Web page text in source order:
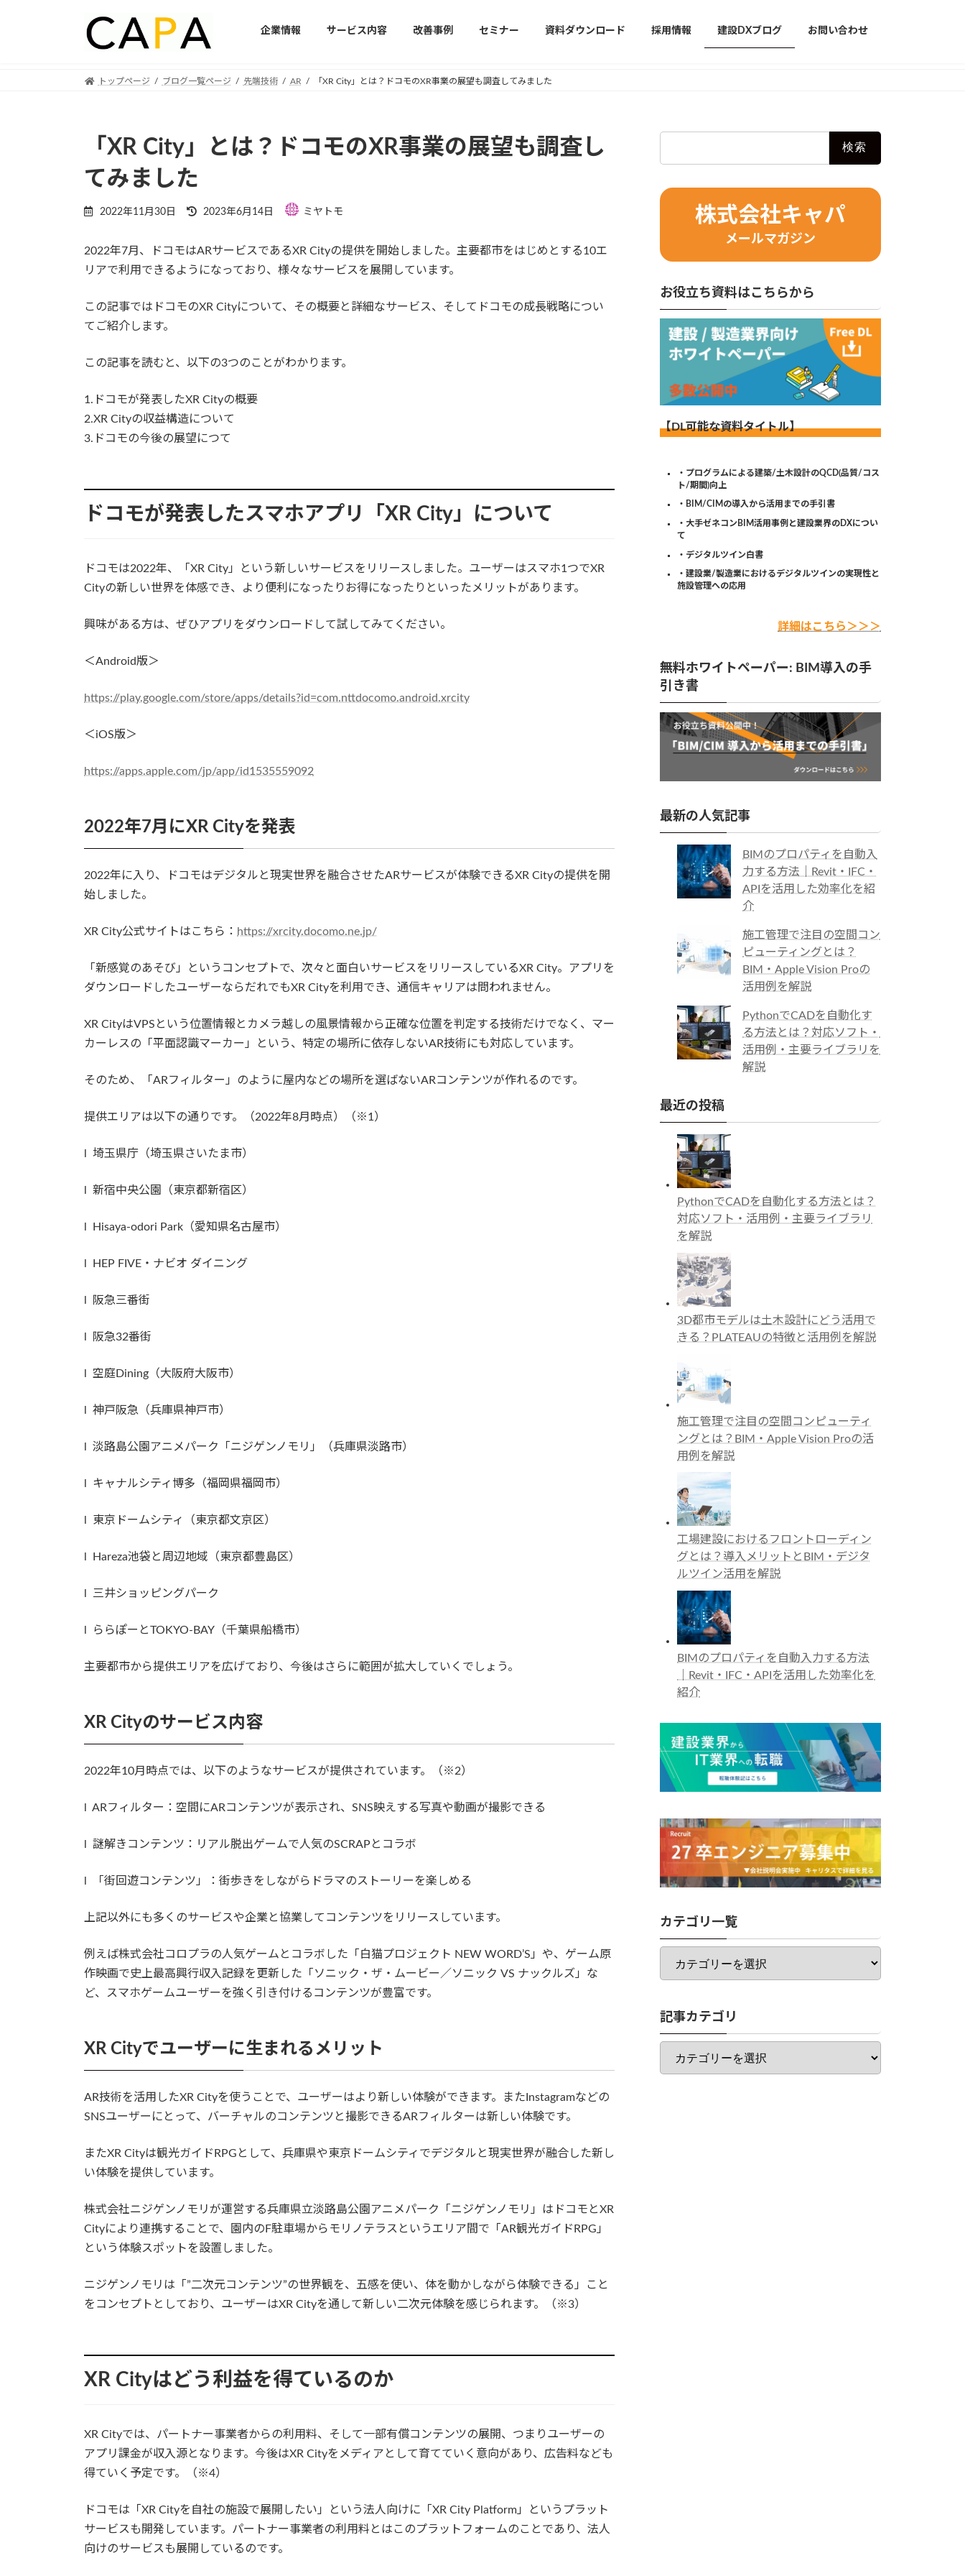
企業情報 サービス内容 改善事例 セミナー 資料ダウンロード 採用情報 建設DXブログ お問い合わせ
トップページ ブログ一覧ページ 先端技術 AR 「XR City」とは？ドコモのXR事業の展望も調査してみました
「XR City」とは？ドコモのXR事業の展望も調査し
てみました
2022年11月30日
Last
updated
2023年6月14日 ミヤトモ
2022年7月、ドコモはARサービスであるXR Cityの提供を開始しました。主要都市をはじめとする10エ
リアで利用できるようになっており、様々なサービスを展開しています。
この記事ではドコモのXR Cityについて、その概要と詳細なサービス、そしてドコモの成長戦略につい
てご紹介します。
この記事を読むと、以下の3つのことがわかります。
1.ドコモが発表したXR Cityの概要
2.XR Cityの収益構造について
3.ドコモの今後の展望につて
ドコモが発表したスマホアプリ「XR City」について
ドコモは2022年、「XR City」という新しいサービスをリリースしました。ユーザーはスマホ1つでXR
Cityの新しい世界を体感でき、より便利になったりお得になったりといったメリットがあります。
興味がある方は、ぜひアプリをダウンロードして試してみてください。
＜Android版＞
https://play.google.com/store/apps/details?id=com.nttdocomo.android.xrcity
＜iOS版＞
https://apps.apple.com/jp/app/id1535559092
2022年7月にXR Cityを発表
2022年に入り、ドコモはデジタルと現実世界を融合させたARサービスが体験できるXR Cityの提供を開
始しました。
XR City公式サイトはこちら： https://xrcity.docomo.ne.jp/
「新感覚のあそび」というコンセプトで、次々と面白いサービスをリリースしているXR City。アプリを
ダウンロードしたユーザーならだれでもXR Cityを利用でき、通信キャリアは問われません。
XR CityはVPSという位置情報とカメラ越しの風景情報から正確な位置を判定する技術だけでなく、マー
カーレスの「平面認識マーカー」という、特定の場所に依存しないAR技術にも対応しています。
そのため、「ARフィルター」のように屋内などの場所を選ばないARコンテンツが作れるのです。
提供エリアは以下の通りです。（2022年8月時点）（※1）
l 埼玉県庁（埼玉県さいたま市）
l 新宿中央公園（東京都新宿区）
l Hisaya-odori Park（愛知県名古屋市）
l HEP FIVE・ナビオ ダイニング
l 阪急三番街
l 阪急32番街
l 空庭Dining（大阪府大阪市）
l 神戸阪急（兵庫県神戸市）
l 淡路島公園アニメパーク「ニジゲンノモリ」（兵庫県淡路市）
l キャナルシティ博多（福岡県福岡市）
l 東京ドームシティ（東京都文京区）
l Hareza池袋と周辺地域（東京都豊島区）
l 三井ショッピングパーク
l ららぽーとTOKYO-BAY（千葉県船橋市）
主要都市から提供エリアを広げており、今後はさらに範囲が拡大していくでしょう。
XR Cityのサービス内容
2022年10月時点では、以下のようなサービスが提供されています。（※2）
l ARフィルター：空間にARコンテンツが表示され、SNS映えする写真や動画が撮影できる
l 謎解きコンテンツ：リアル脱出ゲームで人気のSCRAPとコラボ
l 「街回遊コンテンツ」：街歩きをしながらドラマのストーリーを楽しめる
上記以外にも多くのサービスや企業と協業してコンテンツをリリースしています。
例えば株式会社コロプラの人気ゲームとコラボした「白猫プロジェクト NEW WORD’S」や、ゲーム原
作映画で史上最高興行収入記録を更新した「ソニック・ザ・ムービー／ソニック VS ナックルズ」な
ど、スマホゲームユーザーを強く引き付けるコンテンツが豊富です。
XR Cityでユーザーに生まれるメリット
AR技術を活用したXR Cityを使うことで、ユーザーはより新しい体験ができます。またInstagramなどの
SNSユーザーにとって、バーチャルのコンテンツと撮影できるARフィルターは新しい体験です。
またXR Cityは観光ガイドRPGとして、兵庫県や東京ドームシティでデジタルと現実世界が融合した新し
い体験を提供しています。
株式会社ニジゲンノモリが運営する兵庫県立淡路島公園アニメパーク「ニジゲンノモリ」はドコモとXR
Cityにより連携することで、園内のF駐車場からモリノテラスというエリア間で「AR観光ガイドRPG」
という体験スポットを設置しました。
ニジゲンノモリは「”二次元コンテンツ”の世界観を、五感を使い、体を動かしながら体験できる」こと
をコンセプトとしており、ユーザーはXR Cityを通して新しい二次元体験を感じられます。（※3）
XR Cityはどう利益を得ているのか
XR Cityでは、パートナー事業者からの利用料、そして一部有償コンテンツの展開、つまりユーザーの
アプリ課金が収入源となります。今後はXR Cityをメディアとして育てていく意向があり、広告料なども
得ていく予定です。（※4）
ドコモは「XR Cityを自社の施設で展開したい」という法人向けに「XR City Platform」というプラット
サービスも開発しています。パートナー事業者の利用料とはこのプラットフォームのことであり、法人
向けのサービスも展開しているのです。
株式会社キャパ
メールマガジン
お役立ち資料はこちらから
【DL可能な資料タイトル】
・プログラムによる建築/土木設計のQCD(品質/コス
ト/期間)向上
・BIM/CIMの導入から活用までの手引書
・大手ゼネコンBIM活用事例と建設業界のDXについ
て
・デジタルツイン白書
・建設業/製造業におけるデジタルツインの実現性と
施設管理への応用
詳細はこちら＞＞＞
無料ホワイトペーパー: BIM導入の手
引き書
最新の人気記事
BIMのプロパティを自動入
力する方法｜Revit・IFC・
APIを活用した効率化を紹
介
施工管理で注目の空間コン
ピューティングとは？
BIM・Apple Vision Proの
活用例を解説
PythonでCADを自動化す
る方法とは？対応ソフト・
活用例・主要ライブラリを
解説
最近の投稿
PythonでCADを自動化する方法とは？
対応ソフト・活用例・主要ライブラリ
を解説
3D都市モデルは土木設計にどう活用で
きる？PLATEAUの特徴と活用例を解説
施工管理で注目の空間コンピューティ
ングとは？BIM・Apple Vision Proの活
用例を解説
工場建設におけるフロントローディン
グとは？導入メリットとBIM・デジタ
ルツイン活用を解説
BIMのプロパティを自動入力する方法
｜Revit・IFC・APIを活用した効率化を
紹介
カテゴリ一覧
カ
ゴ
一
覧
記事カテゴリ
記
カ